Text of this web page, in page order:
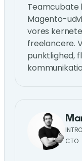
Teamcubate
Magento-
vores
freelancere.
punktlighed,
CTO